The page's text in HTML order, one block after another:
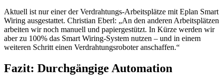
Aktuell ist nur einer der Verdrahtungs-Arbeitsplätze mit Eplan Smart
Wiring ausgestattet. Christian Eberl: „An den anderen Arbeitsplätzen
arbeiten wir noch manuell und papiergestützt. In Kürze werden wir
aber zu 100% das Smart Wiring-System nutzen – und in einem
weiteren Schritt einen Verdrahtungsroboter anschaffen.“
Fazit: Durchgängige Automation